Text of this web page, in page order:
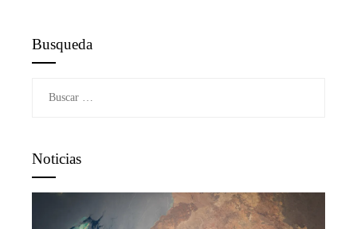
Busqueda
Noticias